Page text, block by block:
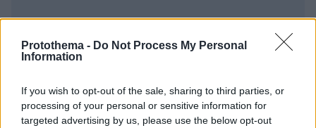
Protothema - Do Not Process My Personal
Information
If you wish to opt-out of the sale, sharing to third parties, or
processing of your personal or sensitive information for
targeted advertising by us, please use the below opt-out
* Υποχρεωτικά πεδία